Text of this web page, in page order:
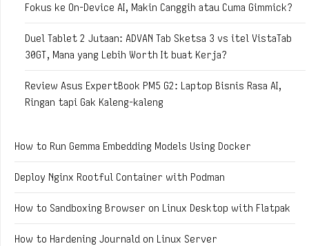
Fokus ke On-Device AI, Makin Canggih atau Cuma Gimmick?
Duel Tablet 2 Jutaan: ADVAN Tab Sketsa 3 vs itel VistaTab
30GT, Mana yang Lebih Worth It buat Kerja?
Review Asus ExpertBook PM5 G2: Laptop Bisnis Rasa AI,
Ringan tapi Gak Kaleng-kaleng
How to Run Gemma Embedding Models Using Docker
Deploy Nginx Rootful Container with Podman
How to Sandboxing Browser on Linux Desktop with Flatpak
How to Hardening Journald on Linux Server